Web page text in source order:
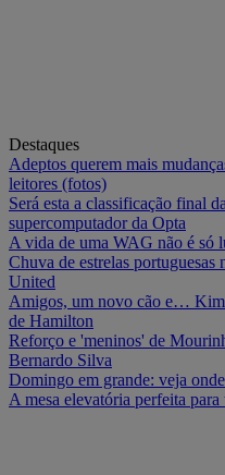
Destaques
Adeptos querem mais
leitores (fotos)
Será esta a classificação final
supercomputador da Opta
A vida de uma WAG não é só
Chuva de estrelas
United
Amigos, um novo cão e… Kim
de Hamilton
Reforço e 'meninos' de
Bernardo Silva
Domingo em grande: veja
A mesa elevatória perfeita para